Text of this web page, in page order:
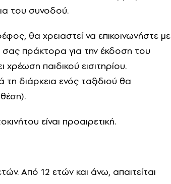
του συνοδού.
θα χρειαστεί να επικοινωνήστε με
πράκτορα για την έκδοση του
χρέωση παιδικού εισιτηρίου.
διάρκεια ενός ταξιδιού θα
είναι προαιρετική.
Από 12 ετών και άνω, απαιτείται